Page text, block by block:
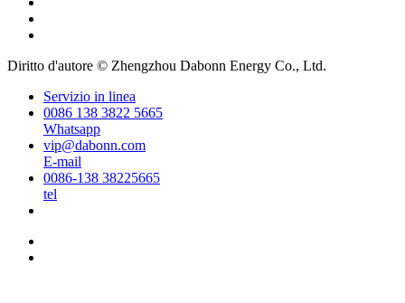
Diritto d'autore © Zhengzhou Dabonn Energy Co., Ltd.
Servizio in linea
0086 138 3822 5665
Whatsapp
vip@dabonn.com
E-mail
0086-138 38225665
tel